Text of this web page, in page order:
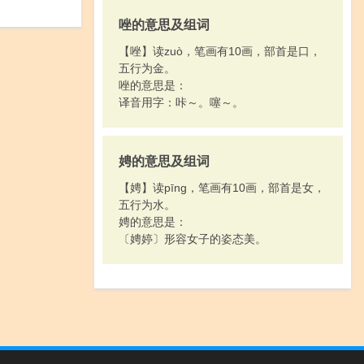
唑的意思及组词
【唑】读zuò，笔画有10画，部首是口，
五行为金。
唑的意思是：
译音用字：咔～。噻～。
娉的意思及组词
【娉】读pīng，笔画有10画，部首是女，
五行为水。
娉的意思是：
〔娉婷〕形容女子的姿态美。